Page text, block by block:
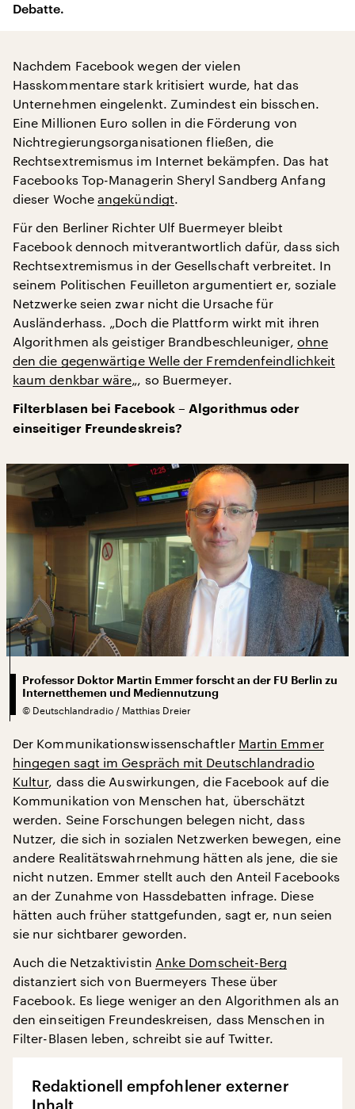
Debatte.
Nachdem Facebook wegen der vielen
Hasskommentare stark kritisiert wurde, hat das
Unternehmen eingelenkt. Zumindest ein bisschen.
Eine Millionen Euro sollen in die Förderung von
Nichtregierungsorganisationen fließen, die
Rechtsextremismus im Internet bekämpfen. Das hat
Facebooks Top-Managerin Sheryl Sandberg Anfang
dieser Wocheangekündigt.
Für den Berliner Richter Ulf Buermeyer bleibt
Facebook dennoch mitverantwortlich dafür, dass sich
Rechtsextremismus in der Gesellschaft verbreitet. In
seinem Politischen Feuilleton argumentiert er, soziale
Netzwerke seien zwar nicht die Ursache für
Ausländerhass. „Doch die Plattform wirkt mit ihren
Algorithmen als geistiger Brandbeschleuniger, ohne
den die gegenwärtige Welle der Fremdenfeindlichkeit
kaum denkbar wäre„, so Buermeyer.
Filterblasen bei Facebook – Algorithmus oder
einseitiger Freundeskreis?
Professor Doktor Martin Emmer forscht an der FU Berlin zu
Internetthemen und Mediennutzung
© Deutschlandradio / Matthias Dreier
Der Kommunikationswissenschaftler Martin Emmer
hingegen sagt im Gespräch mit Deutschlandradio
Kultur, dass die Auswirkungen, die Facebook auf die
Kommunikation von Menschen hat, überschätzt
werden. Seine Forschungen belegen nicht, dass
Nutzer, die sich in sozialen Netzwerken bewegen, eine
andere Realitätswahrnehmung hätten als jene, die sie
nicht nutzen. Emmer stellt auch den Anteil Facebooks
an der Zunahme von Hassdebatten infrage. Diese
hätten auch früher stattgefunden, sagt er, nun seien
sie nur sichtbarer geworden.
Auch die Netzaktivistin Anke Domscheit-Berg
distanziert sich von Buermeyers These über
Facebook. Es liege weniger an den Algorithmen als an
den einseitigen Freundeskreisen, dass Menschen in
Filter-Blasen leben, schreibt sie auf Twitter.
Redaktionell empfohlener externer
Inhalt